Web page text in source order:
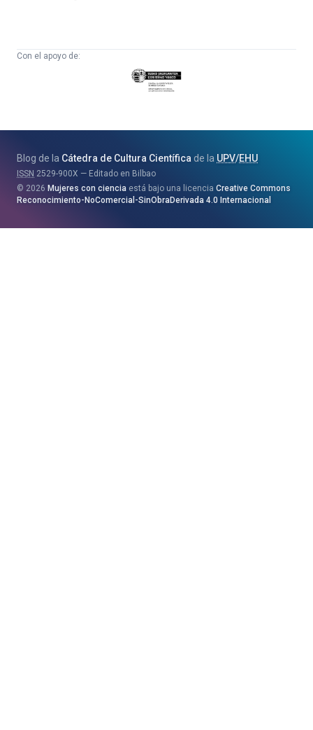
Con el apoyo de:
Eusko
Jaurlaritza
eta
Berrikuntza
Saila
Blog de la Cátedra de Cultura Científica de la UPV/EHU
ISSN 2529-900X
Editado en Bilbao
2026 Mujeres con ciencia está bajo una licencia Creative Commons
Reconocimiento-NoComercial-SinObraDerivada 4.0 Internacional